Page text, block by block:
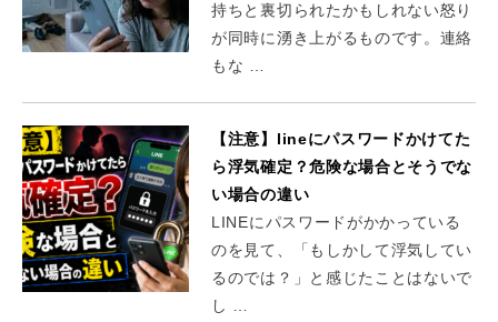
持ちと裏切られたかもしれない怒り
が同時に湧き上がるものです。連絡
もな …
【注意】lineにパスワードかけてた
ら浮気確定？危険な場合とそうでな
い場合の違い
LINEにパスワードがかかっている
のを見て、「もしかして浮気してい
るのでは？」と感じたことはないで
し …